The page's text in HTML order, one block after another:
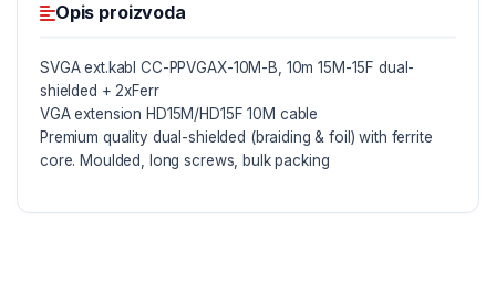
Opis proizvoda
SVGA ext.kabl CC-PPVGAX-10M-B, 10m 15M-15F dual-
shielded + 2xFerr
VGA extension HD15M/HD15F 10M cable
Premium quality dual-shielded (braiding & foil) with ferrite
core. Moulded, long screws, bulk packing